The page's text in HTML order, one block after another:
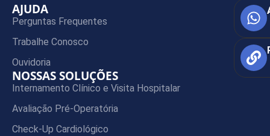
AJUDA
Perguntas Frequentes
Trabalhe Conosco
Ouvidoria
NOSSAS SOLUÇÕES
Internamento Clínico e Visita Hospitalar
Avaliação Pré-Operatória
Check-Up Cardiológico